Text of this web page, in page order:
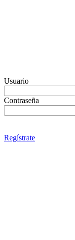
Usuario
Contraseña
Regístrate